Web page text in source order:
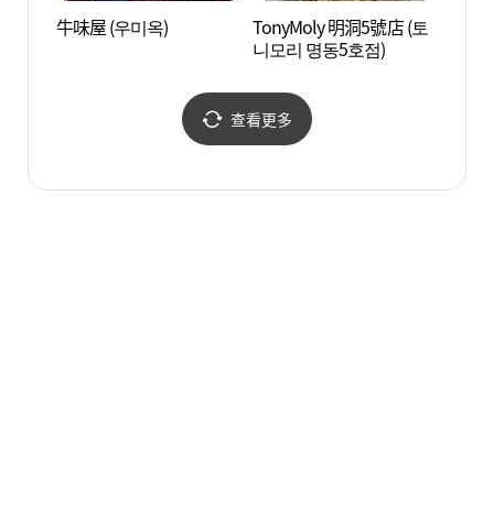
牛味屋 (우미옥)
TonyMoly 明洞5號店 (토
니모리 명동5호점)
查看更多